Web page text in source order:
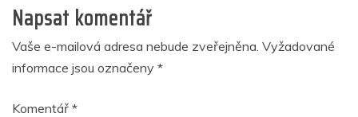
Napsat komentář
Vaše e-mailová adresa nebude zveřejněna. Vyžadované
informace jsou označeny *
Komentář *